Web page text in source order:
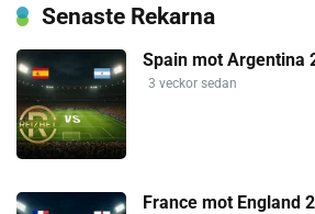
Senaste Rekarna
Spain mot Argentina
3 veckor sedan
France mot England